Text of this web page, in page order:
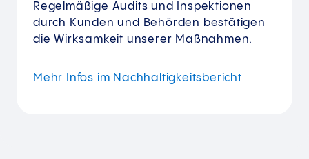
Regelmäßige Audits und Inspektionen
durch Kunden und Behörden bestätigen
die Wirksamkeit unserer Maßnahmen.
Mehr Infos im Nachhaltigkeitsbericht